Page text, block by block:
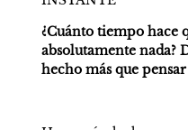
¿Cuánto tiempo hace
absolutamente nada?
hecho más que